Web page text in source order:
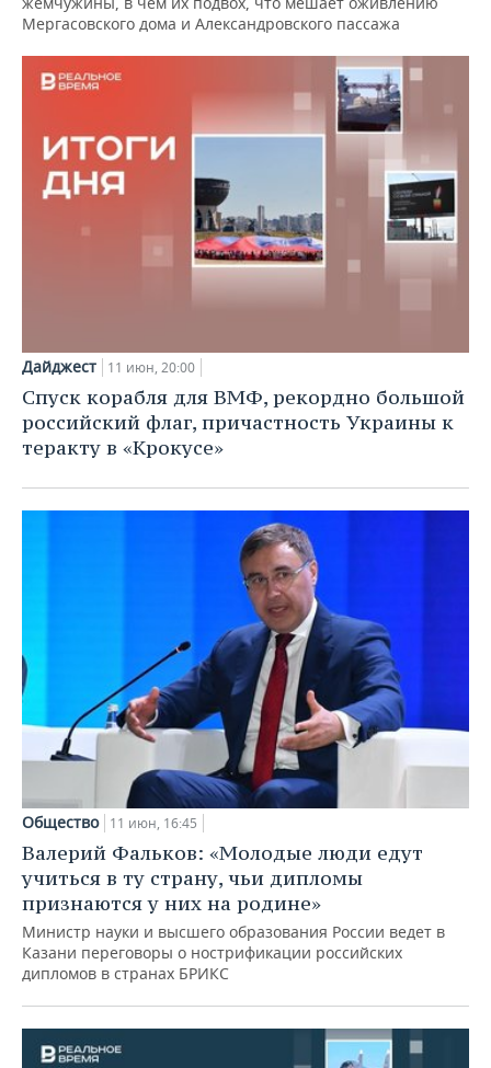
Мергасовского дома и Александровского пассажа
Дайджест 11 июн, 20:00
Спуск корабля для ВМФ, рекордно большой
российский флаг, причастность Украины к
теракту в «Крокусе»
Общество 11 июн, 16:45
Валерий Фальков: «Молодые люди едут
учиться в ту страну, чьи дипломы
признаются у них на родине»
Министр науки и высшего образования России ведет в
Казани переговоры о нострификации российских
дипломов в странах БРИКС